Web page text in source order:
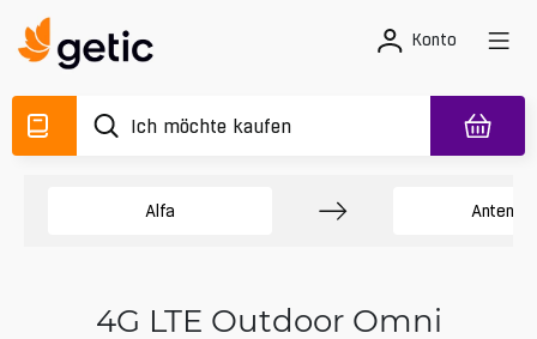
Konto
Alfa
4G LTE Outdoor Omni